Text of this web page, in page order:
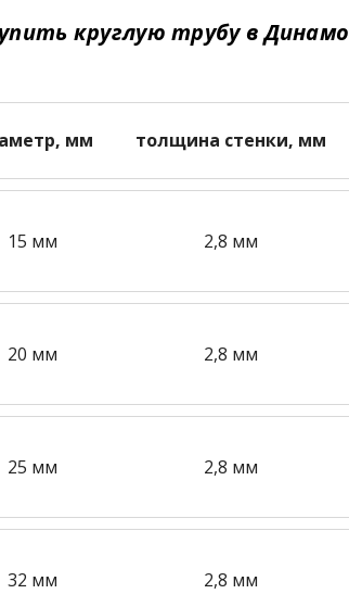
круглую трубу в Динамо
мм толщина стенки, мм
15 мм 2,8 мм
20 мм 2,8 мм
25 мм 2,8 мм
32 мм 2,8 мм